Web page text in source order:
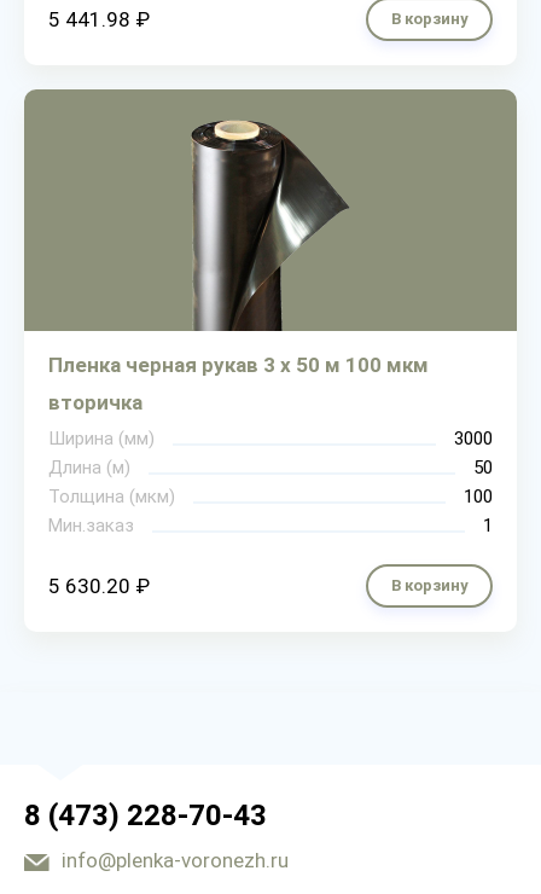
5 441.98 ₽ В корзину
Пленка черная рукав 3 х 50 м 100 мкм
вторичка
Ширина (мм)
3000
Длина (м)
50
Толщина (мкм)
100
Мин.заказ
1
5 630.20 ₽ В корзину
8 (473) 228-70-43
info@plenka-voronezh.ru